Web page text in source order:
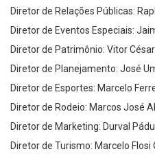
Diretor de Relações Públicas:
Diretor de Eventos Especiais:
Diretor de Patrimônio: Vitor
Diretor de Planejamento: José
Diretor de Esportes: Marcelo
Diretor de Rodeio: Marcos José
Diretor de Marketing: Durval
Diretor de Turismo: Marcelo Flosi